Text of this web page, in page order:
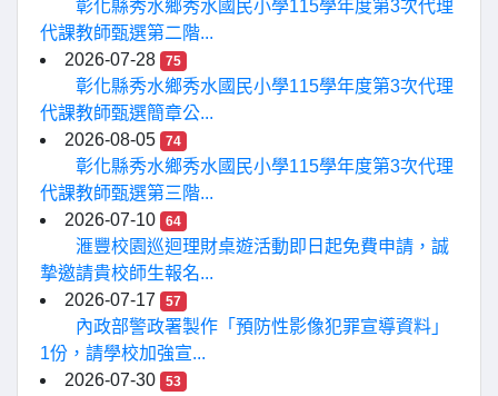
彰化縣秀水鄉秀水國民小學115學年度第3次代理
代課教師甄選第二階...
2026-07-28
75
彰化縣秀水鄉秀水國民小學115學年度第3次代理
代課教師甄選簡章公...
2026-08-05
74
彰化縣秀水鄉秀水國民小學115學年度第3次代理
代課教師甄選第三階...
2026-07-10
64
滙豐校園巡迴理財桌遊活動即日起免費申請，誠
摯邀請貴校師生報名...
2026-07-17
57
內政部警政署製作「預防性影像犯罪宣導資料」
1份，請學校加強宣...
2026-07-30
53